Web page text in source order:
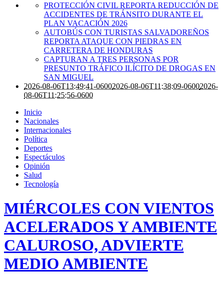
PROTECCIÓN CIVIL REPORTA REDUCCIÓN DE
ACCIDENTES DE TRÁNSITO DURANTE EL
PLAN VACACIÓN 2026
AUTOBÚS CON TURISTAS SALVADOREÑOS
REPORTA ATAQUE CON PIEDRAS EN
CARRETERA DE HONDURAS
CAPTURAN A TRES PERSONAS POR
PRESUNTO TRÁFICO ILÍCITO DE DROGAS EN
SAN MIGUEL
2026-08-06T13:49:41-06002026-08-06T11:38:09-06002026-
08-06T11:25:56-0600
Inicio
Nacionales
Internacionales
Política
Deportes
Espectáculos
Opinión
Salud
Tecnología
MIÉRCOLES CON VIENTOS
ACELERADOS Y AMBIENTE
CALUROSO, ADVIERTE
MEDIO AMBIENTE